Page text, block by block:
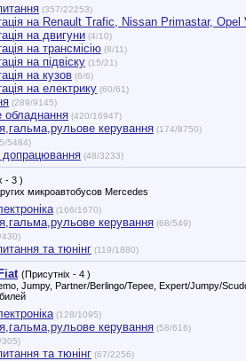
(357/22253)
на Renault Trafic, Nissan Primastar,
на двигуни (4/10)
на трансмісію (8/11)
на підвіску (15/21)
на кузов (6/6)
на електрику (60/61)
(289/9145)
обладнання (420/16947)
керування (174/8750)
5484)
допрацювання (48/3233)
- 3 )
микроавтобусов Mercedes
(166/1670)
керування (68/549)
430)
та тюнінг (119/1880)
(Присутніх - 4 )
Jumpy, Partner/Berlingo/Tepee, Expert/Jumpy/
(128/1095)
керування (58/616)
305)
та тюнінг (67/2256)